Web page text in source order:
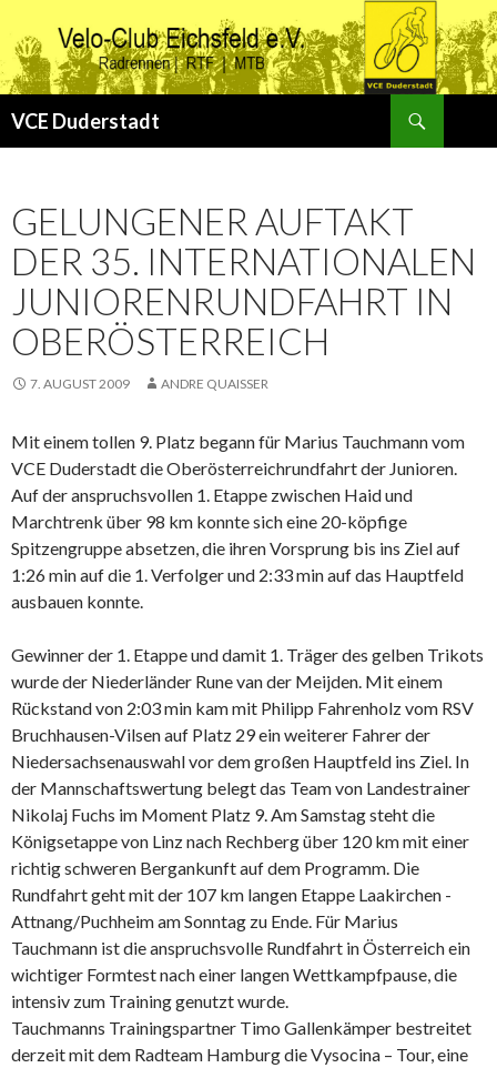
VCE Duderstadt
GELUNGENER AUFTAKT
DER 35. INTERNATIONALEN
JUNIORENRUNDFAHRT IN
OBERÖSTERREICH
7. AUGUST 2009 ANDRE QUAISSER
Mit einem tollen 9. Platz begann für Marius Tauchmann vom
VCE Duderstadt die Oberösterreichrundfahrt der Junioren.
Auf der anspruchsvollen 1. Etappe zwischen Haid und
Marchtrenk über 98 km konnte sich eine 20-köpfige
Spitzengruppe absetzen, die ihren Vorsprung bis ins Ziel auf
1:26 min auf die 1. Verfolger und 2:33 min auf das Hauptfeld
ausbauen konnte.
Gewinner der 1. Etappe und damit 1. Träger des gelben Trikots
wurde der Niederländer Rune van der Meijden. Mit einem
Rückstand von 2:03 min kam mit Philipp Fahrenholz vom RSV
Bruchhausen-Vilsen auf Platz 29 ein weiterer Fahrer der
Niedersachsenauswahl vor dem großen Hauptfeld ins Ziel. In
der Mannschaftswertung belegt das Team von Landestrainer
Nikolaj Fuchs im Moment Platz 9. Am Samstag steht die
Königsetappe von Linz nach Rechberg über 120 km mit einer
richtig schweren Bergankunft auf dem Programm. Die
Rundfahrt geht mit der 107 km langen Etappe Laakirchen -
Attnang/Puchheim am Sonntag zu Ende. Für Marius
Tauchmann ist die anspruchsvolle Rundfahrt in Österreich ein
wichtiger Formtest nach einer langen Wettkampfpause, die
intensiv zum Training genutzt wurde.
Tauchmanns Trainingspartner Timo Gallenkämper bestreitet
derzeit mit dem Radteam Hamburg die Vysocina – Tour, eine